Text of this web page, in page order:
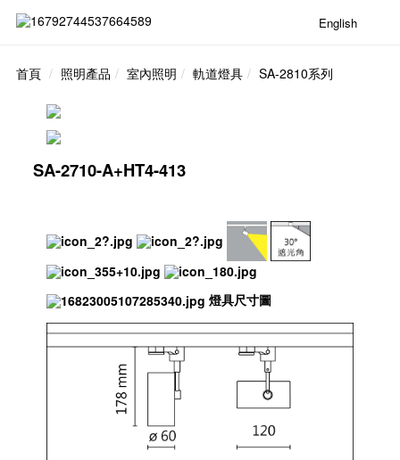
English
首頁 照明產品 室內照明 軌道燈具 SA-2810系列
SA-2710-A+HT4-413
燈具尺寸圖